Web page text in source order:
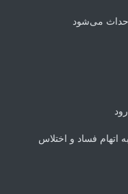
احداث می‌شود
اتهام فساد و اختلاس